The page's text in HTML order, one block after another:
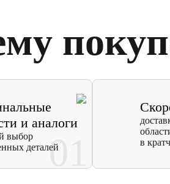
и аналоги
выбор
деталей01
в